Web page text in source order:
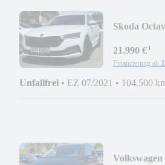
Skoda
21.990 €¹
Finanzierung ab
Unfallfrei • EZ 07/2021 • 104.500